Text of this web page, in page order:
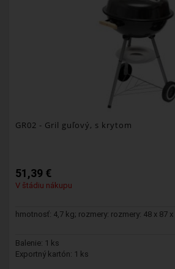
GR02 - Gril guľový, s krytom
51,39 €
V štádiu nákupu
hmotnosť: 4,7 kg; rozmery: rozmery: 48 x 87 x
Balenie: 1 ks
Exportný kartón: 1 ks